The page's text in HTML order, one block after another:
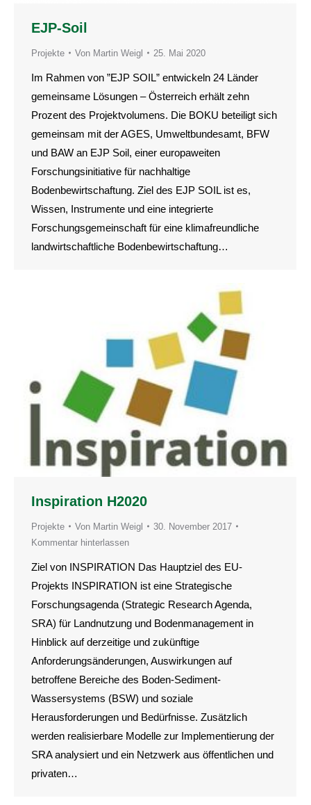
EJP-Soil
Projekte Von Martin Weigl 25. Mai 2020
Im Rahmen von ”EJP SOIL” entwickeln 24 Länder
gemeinsame Lösungen – Österreich erhält zehn
Prozent des Projektvolumens. Die BOKU beteiligt sich
gemeinsam mit der AGES, Umweltbundesamt, BFW
und BAW an EJP Soil, einer europaweiten
Forschungsinitiative für nachhaltige
Bodenbewirtschaftung. Ziel des EJP SOIL ist es,
Wissen, Instrumente und eine integrierte
Forschungsgemeinschaft für eine klimafreundliche
landwirtschaftliche Bodenbewirtschaftung…
Inspiration H2020
Projekte Von Martin Weigl
30. November 2017
Kommentar hinterlassen
Ziel von INSPIRATION Das Hauptziel des EU-
Projekts INSPIRATION ist eine Strategische
Forschungsagenda (Strategic Research Agenda,
SRA) für Landnutzung und Bodenmanagement in
Hinblick auf derzeitige und zukünftige
Anforderungsänderungen, Auswirkungen auf
betroffene Bereiche des Boden-Sediment-
Wassersystems (BSW) und soziale
Herausforderungen und Bedürfnisse. Zusätzlich
werden realisierbare Modelle zur Implementierung der
SRA analysiert und ein Netzwerk aus öffentlichen und
privaten…